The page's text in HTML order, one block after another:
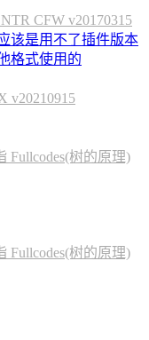
CFW v20170315
该是用不了插件版本
格式使用的
v20210915
Fullcodes(树的原理)
Fullcodes(树的原理)